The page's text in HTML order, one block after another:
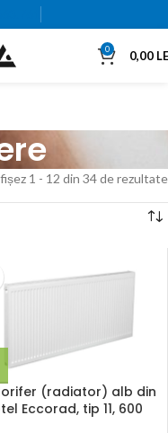
0 0,00
1 - 12 din 34 de rezultate
(radiator) alb din
Eccorad, tip 11, 600